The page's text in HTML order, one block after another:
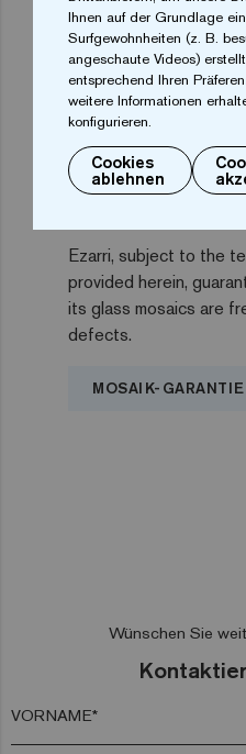
file_download
Ezarri, subject to the
provided herein,
its glass mosaics are
defects.
MOSAIK-GARANTIE
Wünschen Sie
VORNAME*
Ihnen auf der Grundlage
Surfgewohnheiten (z. B.
angeschaute Videos)
entsprechend Ihren
weitere Informationen
konfigurieren.
Cookies
ablehnen